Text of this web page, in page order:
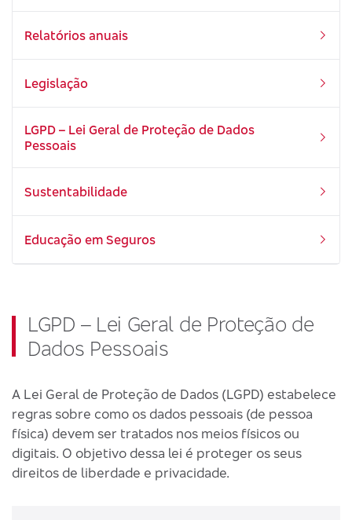
Relatórios anuais
Legislação
LGPD – Lei Geral de Proteção de Dados
Pessoais
Sustentabilidade
Educação em Seguros
LGPD – Lei Geral de Proteção de
Dados Pessoais
A Lei Geral de Proteção de Dados (LGPD) estabelece
regras sobre como os dados pessoais (de pessoa
física) devem ser tratados nos meios físicos ou
digitais. O objetivo dessa lei é proteger os seus
direitos de liberdade e privacidade.